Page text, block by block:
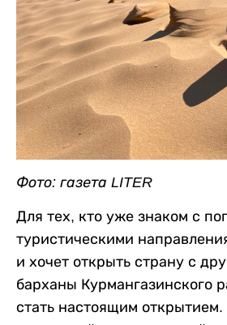
Фото: газета LITER
Для тех, кто уже знаком с
туристическими
и хочет открыть страну с
барханы Курмангазинского
стать настоящим открытием.